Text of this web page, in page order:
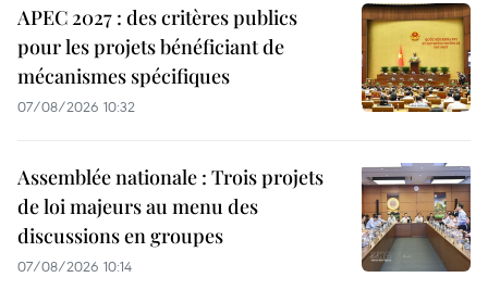
APEC 2027 : des critères publics
pour les projets bénéficiant de
mécanismes spécifiques
07/08/2026 10:32
Assemblée nationale : Trois projets
de loi majeurs au menu des
discussions en groupes
07/08/2026 10:14